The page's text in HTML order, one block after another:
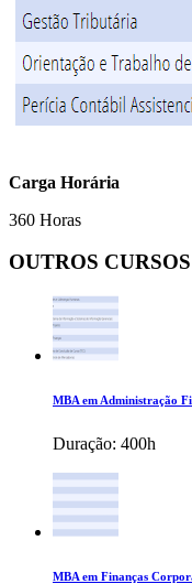
Carga Horária
360 Horas
OUTROS CURSOS
MBA em Administração
Duração: 400h
MBA em Finanças